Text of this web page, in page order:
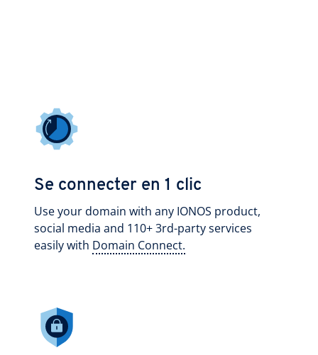
Se connecter en 1 clic
Use your domain with any IONOS product,
social media and 110+ 3rd-party services
easily with Domain Connect.